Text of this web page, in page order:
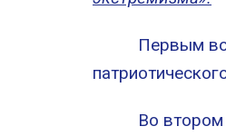
Первым
Во втором